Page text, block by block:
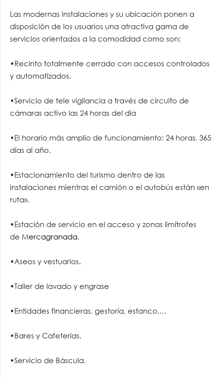
Las modernas instalaciones y su ubicación ponen a
disposición de los usuarios una atractiva gama de
servicios orientados a la comodidad como son:
•Recinto totalmente cerrado con accesos controlados
y automatizados.
•Servicio de tele vigilancia a través de circuito de
cámaras activo las 24 horas del día
•El horario más amplio de funcionamiento: 24 horas, 365
días al año.
•Estacionamiento del turismo dentro de las
instalaciones mientras el camión o el autobús están «en
ruta».
•Estación de servicio en el acceso y zonas limítrofes
de Mercagranada.
•Aseos y vestuarios.
•Taller de lavado y engrase
•Entidades financieras, gestoría, estanco,…
•Bares y Cafeterías.
•Servicio de Báscula.